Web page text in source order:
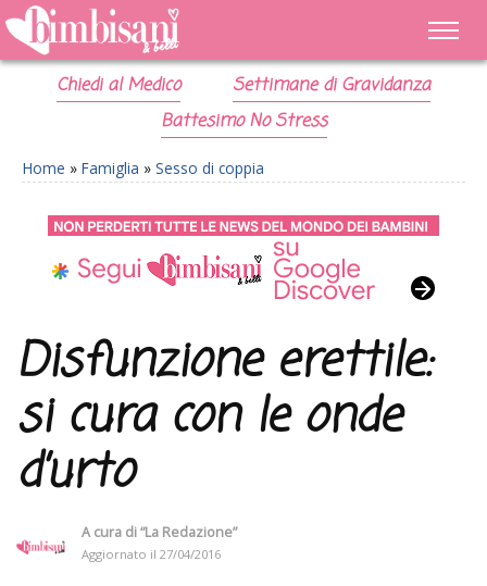
Chiedi al Medico
Settimane di Gravidanza
Battesimo No Stress
Home » Famiglia » Sesso di coppia
Disfunzione erettile:
si cura con le onde
d’urto
A cura di“La Redazione”
Aggiornato il 27/04/2016